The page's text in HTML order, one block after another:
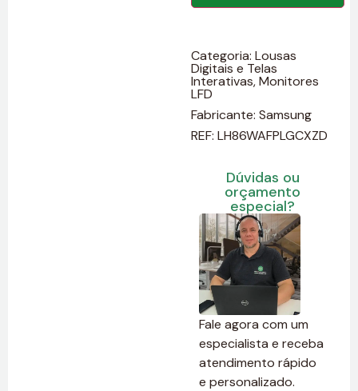
Categoria:Lousas
Digitais e Telas
Interativas,Monitores
LFD
Fabricante:Samsung
REF: LH86WAFPLGCXZD
Dúvidas ou
orçamento
especial?
Fale agora com um
especialista e receba
atendimento rápido
e personalizado.